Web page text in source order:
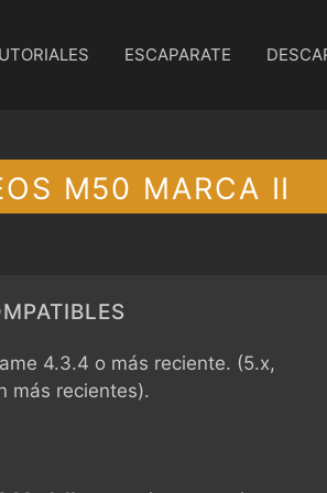
ESCAPARATE
M50 MARCA II
4.3.4 o más reciente. (5.x,
más recientes).